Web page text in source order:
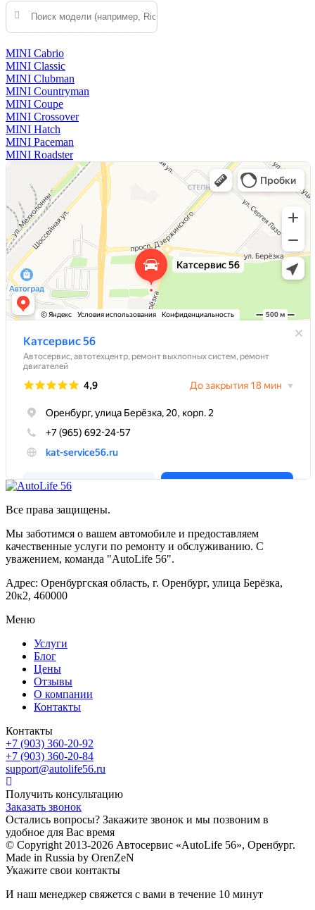
MINI Cabrio
MINI Classic
MINI Clubman
MINI Countryman
MINI Coupe
MINI Crossover
MINI Hatch
MINI Paceman
MINI Roadster
Все права защищены.
Мы заботимся о вашем автомобиле и предоставляем
качественные услуги по ремонту и обслуживанию. С
уважением, команда "AutoLife 56".
Адрес: Оренбургская область, г. Оренбург, улица Берёзка,
20к2, 460000
Меню
Услуги
Блог
Цены
Отзывы
О компании
Контакты
Контакты
+7 (903) 360-20-92
+7 (903) 360-20-84
support@autolife56.ru
Получить консультацию
Заказать звонок
Остались вопросы? Закажите звонок и мы позвоним в
удобное для Вас время
© Copyright 2013-2026 Автосервис «AutoLife 56», Оренбург.
Made in Russia by OrenZeN
Укажите свои контакты
И наш менеджер свяжется с вами в течение 10 минут